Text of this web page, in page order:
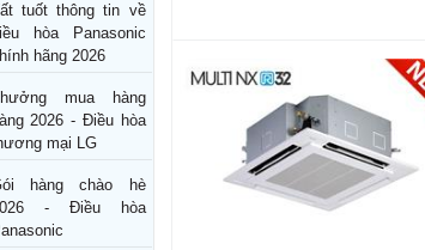
tuốt thông tin về
hòa Panasonic
hãng 2026
mua hàng
2026 - Điều hòa
mại LG
hàng chào hè
- Điều hòa